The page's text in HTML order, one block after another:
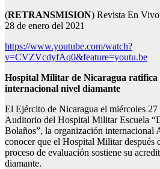
(RETRANSMISION) Revista En
28 de enero del 2021
https://www.youtube.com/watch?
v=CVZVcdyfAq0&feature=youtu.be
Hospital Militar de Nicaragua ratifica
internacional nivel diamante
El Ejército de Nicaragua el miércoles 27
Auditorio del Hospital Militar Escuela
Bolaños”, la organización internacional
conocer que el Hospital Militar después
proceso de evaluación sostiene su
diamante.